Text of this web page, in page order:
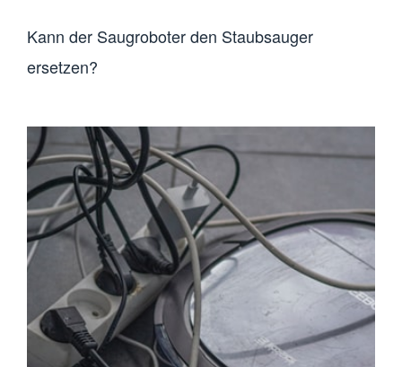
Kann der Saugroboter den Staubsauger
ersetzen?